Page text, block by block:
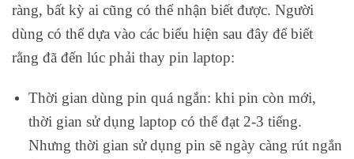
ràng, bất kỳ ai cũng có thể nhận biết được. Người
dùng có thể dựa vào các biểu hiện sau đây để biết
rằng đã đến lúc phải thay pin laptop:
Thời gian dùng pin quá ngắn: khi pin còn mới,
thời gian sử dụng laptop có thể đạt 2-3 tiếng.
Nhưng thời gian sử dụng pin sẽ ngày càng rút ngắn